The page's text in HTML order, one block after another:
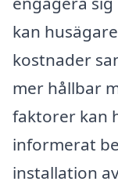
kan
kostnader
mer hållbar
faktorer kan
informerat
installation